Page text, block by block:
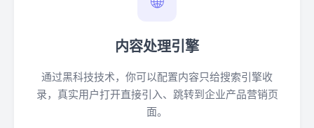
内容处理引擎
通过黑科技技术，你可以配置内容只给搜索引擎收
录，真实用户打开直接引入、跳转到企业产品营销页
面。